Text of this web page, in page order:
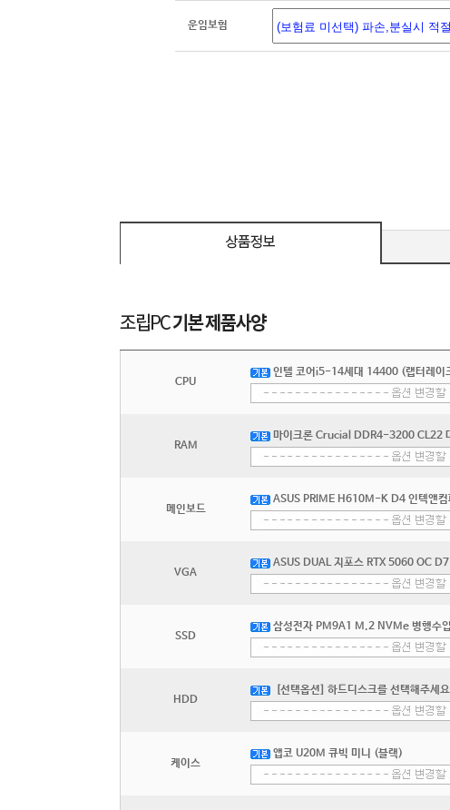
운임보험
CPU
인텔 코어i5-14세대 14400 (랩터레이
RAM
마이크론 Crucial DDR4-3200 CL22
메인보드
ASUS PRIME H610M-K D4 인텍앤컴
VGA
ASUS DUAL 지포스 RTX 5060 OC
SSD
삼성전자 PM9A1 M.2 NVMe 병행수
HDD
[선택옵션] 하드디스크를 선택해주세
케이스
앱코 U20M 큐빅 미니 (블랙)